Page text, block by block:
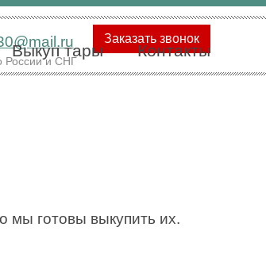
России и СНГ
Заказать звонок
Выкуп тары Контакты
мы готовы выкупить их.